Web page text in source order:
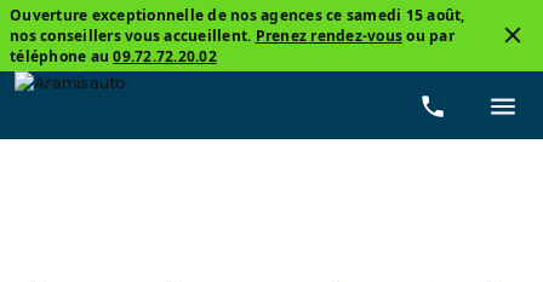
Ouverture exceptionnelle de nos agences ce samedi 15 août,
nos conseillers vous accueillent. Prenez rendez-vousou par
téléphone au09.72.72.20.02
Boîtes de